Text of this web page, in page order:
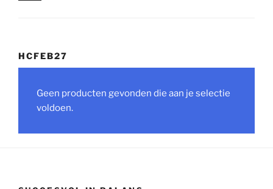
HCFEB27
Geen producten gevonden die aan je selectie
voldoen.